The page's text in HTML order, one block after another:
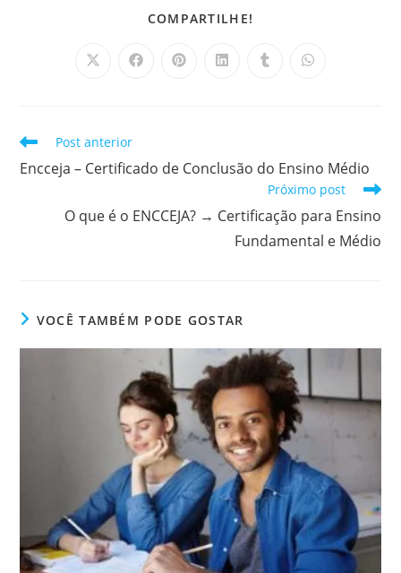
COMPARTILHE!
Abre
Abre Abre Abre Abre Abre
Leia
artigos
Post anterior
Encceja – Certificado de Conclusão do Ensino Médio
Próximo post
O que é o ENCCEJA? → Certificação para Ensino
Fundamental e Médio
VOCÊ TAMBÉM PODE GOSTAR